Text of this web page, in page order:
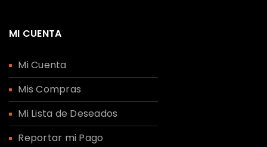
MI CUENTA
Mi Cuenta
Mis Compras
Mi Lista de Deseados
Reportar mi Pago